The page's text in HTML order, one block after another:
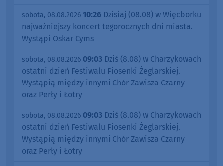
sobota, 08.08.2026 10:26 Dzisiaj (08.08) w Więcborku
najważniejszy koncert tegorocznych dni miasta.
Wystąpi Oskar Cyms
sobota, 08.08.2026 09:03 Dziś (8.08) w Charzykowach
ostatni dzień Festiwalu Piosenki Żeglarskiej.
Wystąpią między innymi Chór Zawisza Czarny
oraz Perły i Łotry
sobota, 08.08.2026 09:03 Dziś (8.08) w Charzykowach
ostatni dzień Festiwalu Piosenki Żeglarskiej.
Wystąpią między innymi Chór Zawisza Czarny
oraz Perły i Łotry